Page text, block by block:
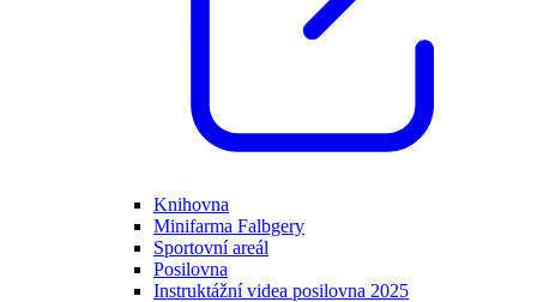
Knihovna
Minifarma Falbgery
Sportovní areál
Posilovna
Instruktážní videa posilovna 2025